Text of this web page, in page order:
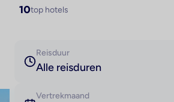
10top hotels
Reisduur
Alle reisduren
Vertrekmaand